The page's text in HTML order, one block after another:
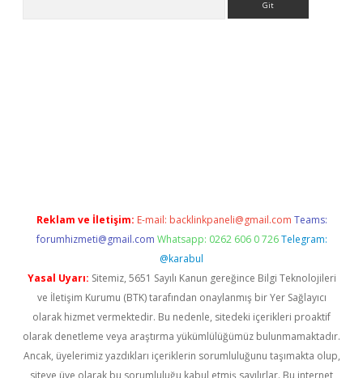
Reklam ve İletişim: E-mail: backlinkpaneli@gmail.com Teams:
forumhizmeti@gmail.com Whatsapp: 0262 606 0 726 Telegram:
@karabul
Yasal Uyarı: Sitemiz, 5651 Sayılı Kanun gereğince Bilgi Teknolojileri
ve İletişim Kurumu (BTK) tarafından onaylanmış bir Yer Sağlayıcı
olarak hizmet vermektedir. Bu nedenle, sitedeki içerikleri proaktif
olarak denetleme veya araştırma yükümlülüğümüz bulunmamaktadır.
Ancak, üyelerimiz yazdıkları içeriklerin sorumluluğunu taşımakta olup,
siteye üye olarak bu sorumluluğu kabul etmiş sayılırlar. Bu internet